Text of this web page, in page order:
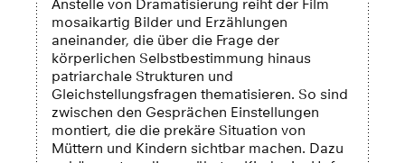
Anstelle von Dramatisierung reiht der Film
mosaikartig Bilder und Erzählungen
aneinander, die über die Frage der
körperlichen Selbstbestimmung hinaus
patriarchale Strukturen und
Gleichstellungsfragen thematisieren. So sind
zwischen den Gesprächen Einstellungen
montiert, die die prekäre Situation von
Müttern und Kindern sichtbar machen. Dazu